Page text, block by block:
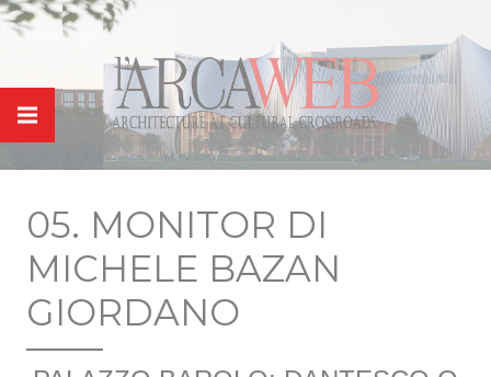
05. MONITOR DI
MICHELE BAZAN
GIORDANO
Cookies management panel